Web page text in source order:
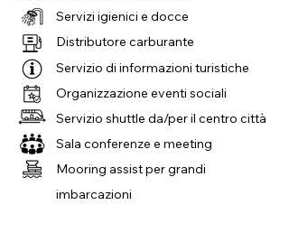
Servizi igienici e docce
Distributore carburante
Servizio di informazioni turistiche
Organizzazione eventi sociali
Servizio shuttle da/per il centro città
Sala conferenze e meeting
Mooring assist per grandi
imbarcazioni